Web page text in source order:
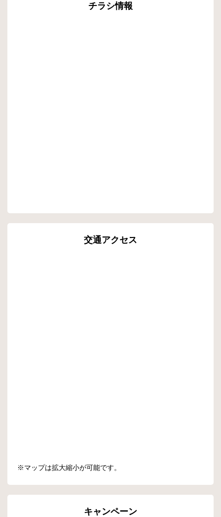
チラシ情報
交通アクセス
※マップは拡大縮小が可能です。
キャンペーン